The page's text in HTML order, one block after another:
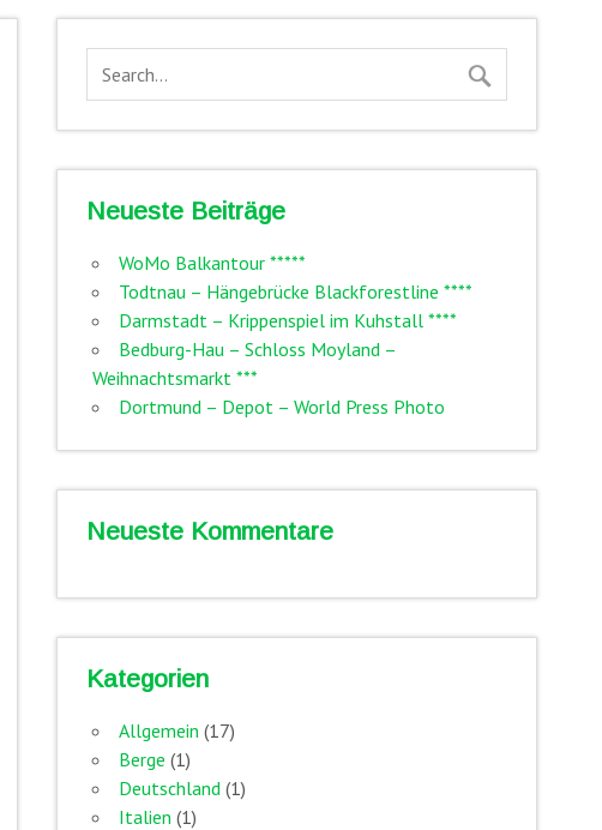
Neueste Beiträge
WoMo Balkantour *****
Todtnau – Hängebrücke Blackforestline ****
Darmstadt – Krippenspiel im Kuhstall ****
Bedburg-Hau – Schloss Moyland –
Weihnachtsmarkt ***
Dortmund – Depot – World Press Photo
Neueste Kommentare
Kategorien
Allgemein (17)
Berge (1)
Deutschland (1)
Italien (1)